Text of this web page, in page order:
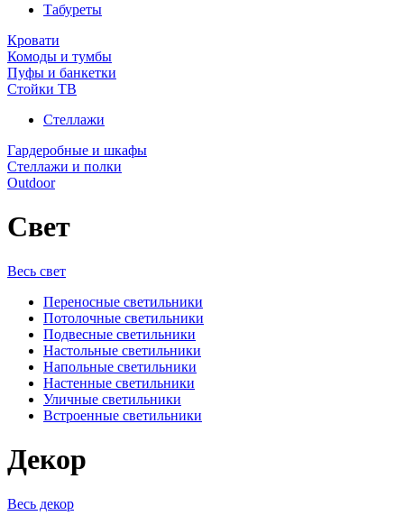
Табуреты
Кровати
Комоды и тумбы
Пуфы и банкетки
Стойки ТВ
Стеллажи
Гардеробные и шкафы
Стеллажи и полки
Outdoor
Свет
Весь свет
Переносные светильники
Потолочные светильники
Подвесные светильники
Настольные светильники
Напольные светильники
Настенные светильники
Уличные светильники
Встроенные светильники
Декор
Весь декор